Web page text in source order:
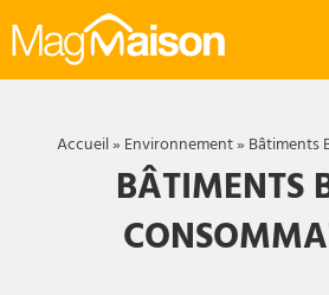
Mag
Maison
Accueil» Environnement» Bâtiments
BÂTIMENTS